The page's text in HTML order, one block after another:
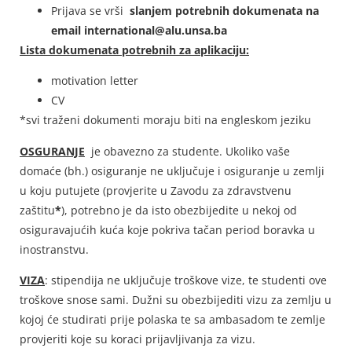
Prijava se vrši slanjem potrebnih dokumenata na
email international@alu.unsa.ba
Lista dokumenata potrebnih za aplikaciju:
motivation letter
CV
*svi traženi dokumenti moraju biti na engleskom jeziku
OSGURANJE je obavezno za studente. Ukoliko vaše
domaće (bh.) osiguranje ne uključuje i osiguranje u zemlji
u koju putujete (provjerite u Zavodu za zdravstvenu
zaštitu*), potrebno je da isto obezbijedite u nekoj od
osiguravajućih kuća koje pokriva tačan period boravka u
inostranstvu.
VIZA: stipendija ne uključuje troškove vize, te studenti ove
troškove snose sami. Dužni su obezbijediti vizu za zemlju u
kojoj će studirati prije polaska te sa ambasadom te zemlje
provjeriti koje su koraci prijavljivanja za vizu.